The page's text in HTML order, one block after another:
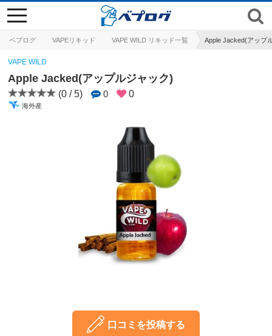
ベプログ VAPEリキッド VAPE WILD リキッド一覧 Apple Jacked(アップ
toggle
navigation
VAPE WILD
Apple Jacked(アップルジャック)
(0 / 5) 0 0
海外産
口コミを投稿する